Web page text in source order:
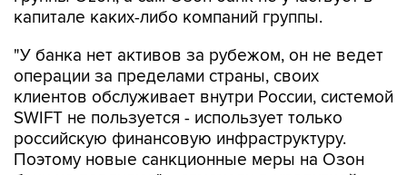
"У банка нет активов за рубежом, он не ведет
клиентов обслуживает внутри России, системой
SWIFT не пользуется - использует только
российскую финансовую инфраструктуру.
Поэтому новые санкционные меры на Озон
банк не повлияют", - отмечали в кредитной
организации.